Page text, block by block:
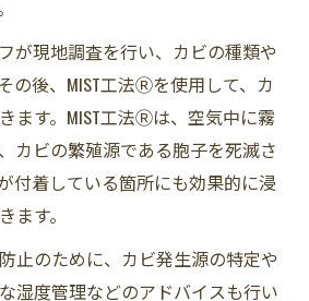
が現地調査を行い、カビの種類や
の後、MIST工法Ⓡを使用して、カ
ます。MIST工法Ⓡは、空気中に霧
カビの繁殖源である胞子を死滅さ
付着している箇所にも効果的に浸
ます。
止のために、カビ発生源の特定や
湿度管理などのアドバイスも行い